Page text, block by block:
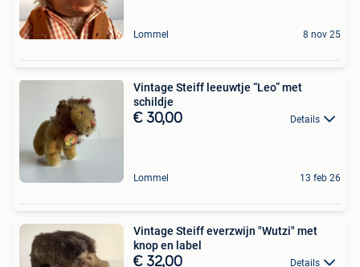
Lommel 8 nov 25
Vintage Steiff leeuwtje “Leo” met
schildje
€ 30,00 Details
Lommel 13 feb 26
Vintage Steiff everzwijn "Wutzi" met
knop en label
€ 32,00 Details